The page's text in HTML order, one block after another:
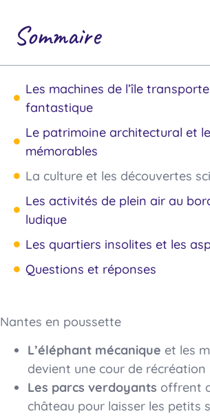
Sommaire
Les machines de l’île
fantastique
Le patrimoine architectural et
mémorables
La culture et les découvertes
Les activités de plein air au
ludique
Les quartiers insolites et les
Questions et réponses
Nantes en poussette
L’éléphant mécanique et les
devient une cour de
Les parcs verdoyants offrent
château pour laisser les petits